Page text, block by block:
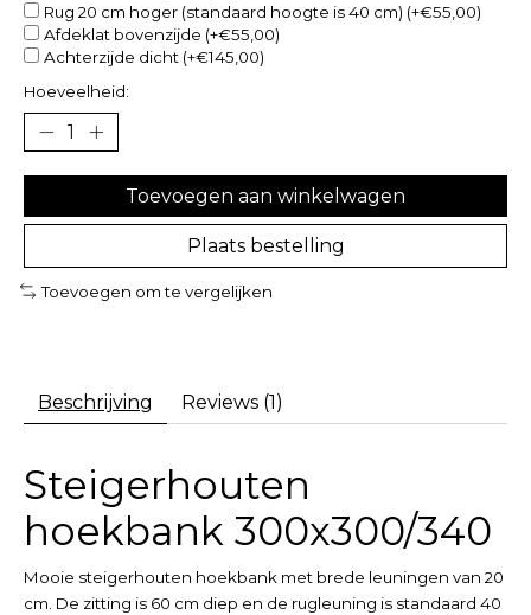
Rug 20 cm hoger (standaard hoogte is 40 cm) (+€55,00)
Afdeklat bovenzijde (+€55,00)
Achterzijde dicht (+€145,00)
Hoeveelheid:
Toevoegen aan winkelwagen
Plaats bestelling
Toevoegen om te vergelijken
Beschrijving Reviews (1)
Steigerhouten
hoekbank 300x300/340
Mooie steigerhouten hoekbank met brede leuningen van 20
cm. De zitting is 60 cm diep en de rugleuning is standaard 40